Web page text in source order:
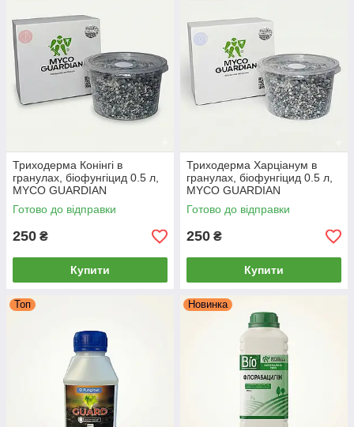
Триходерма Конінгі в
гранулах, біофунгіцид 0.5 л,
MYCO GUARDIAN
Готово до відправки
250 ₴
Купити
Триходерма Харціанум в
гранулах, біофунгіцид 0.5 л,
MYCO GUARDIAN
Готово до відправки
250 ₴
Купити
Топ Новинка